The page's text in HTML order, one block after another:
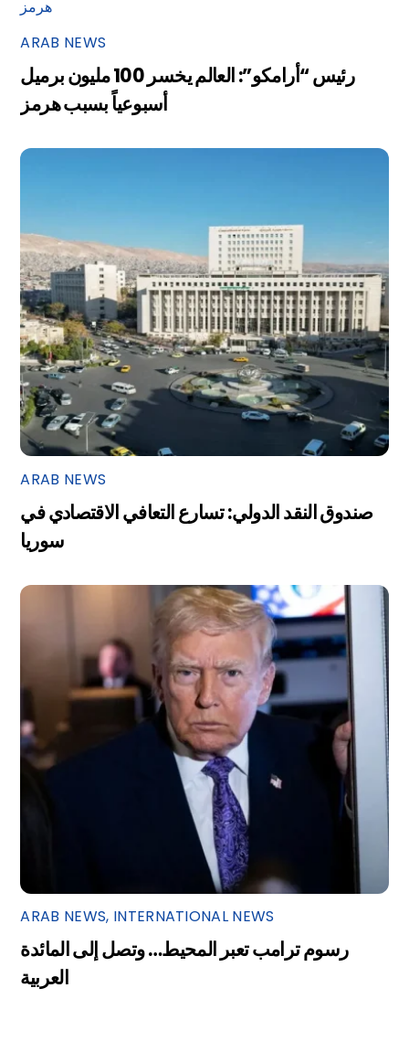
ARAB NEWS
رئيس “أرامكو”: العالم يخسر 100 مليون برميل
أسبوعياً بسبب هرمز
ARAB NEWS
صندوق النقد الدولي: تسارع التعافي الاقتصادي في
سوريا
ARAB NEWS, INTERNATIONAL NEWS
رسوم ترامب تعبر المحيط… وتصل إلى المائدة
العربية